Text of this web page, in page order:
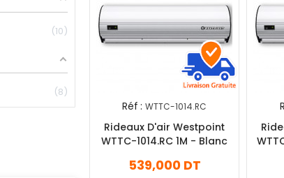
10
8
Réf : WTTC-1014.RC
Rideaux D'air Westpoint
WTTC-1014.RC 1M - Blanc
539,000 DT